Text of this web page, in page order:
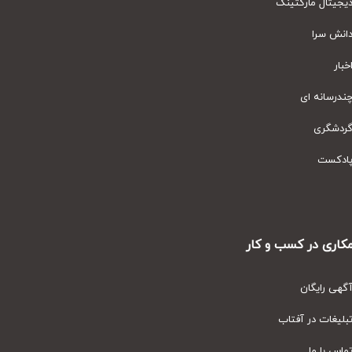
مارکتینگ
سرا
ای
در کسب و کار
رایگان
در آفتاب